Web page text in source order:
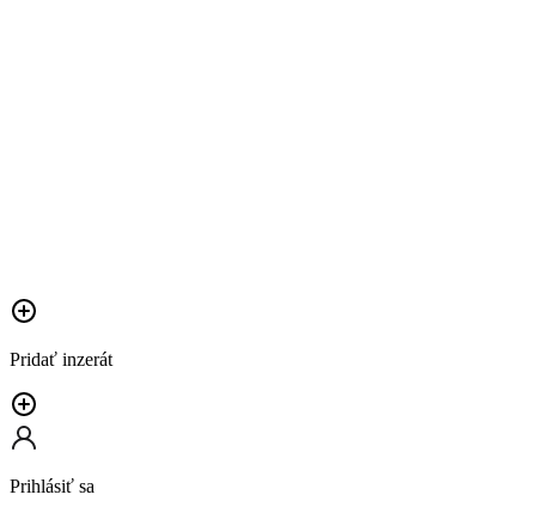
Pridať inzerát
Prihlásiť sa